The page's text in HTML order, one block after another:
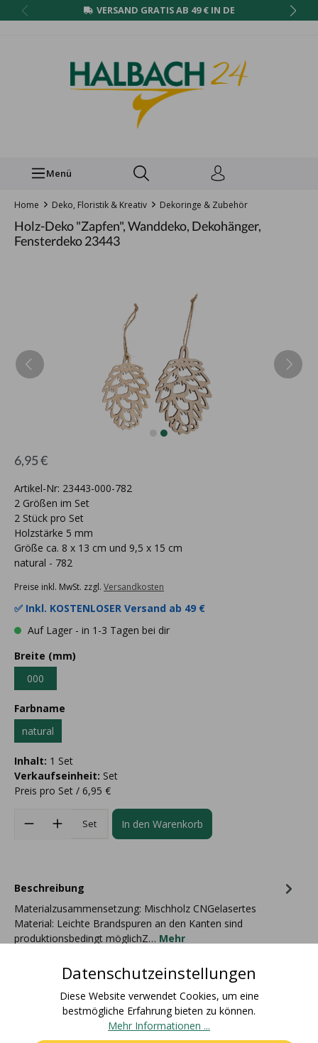
VERSAND GRATIS AB 49 € IN DE
Menü
Home Deko, Floristik & Kreativ Dekoringe & Zubehör
Holz-Deko "Zapfen", Wanddeko, Dekohänger,
Fensterdeko 23443
6,95 €
Artikel-Nr: 23443-000-782
2 Größen im Set
2 Stück pro Set
Holzstärke 5 mm
Größe ca. 8 x 13 cm und 9,5 x 15 cm
natural - 782
Preise inkl. MwSt. zzgl. Versandkosten
✅ Inkl. KOSTENLOSER Versand ab 49 €
Auf Lager - in 1-3 Tagen bei dir
Breite (mm)
000
Farbname
natural
Inhalt: 1 Set
Verkaufseinheit: Set
Preis pro Set / 6,95 €
Set In den Warenkorb
Beschreibung
Materialzusammensetzung: Mischholz CNGelasertes
Material: Leichte Brandspuren an den Kanten sind
produktionsbedingt möglichZ… Mehr
Datenschutzeinstellungen
Diese Website verwendet Cookies, um eine
bestmögliche Erfahrung bieten zu können.
Mehr Informationen ...